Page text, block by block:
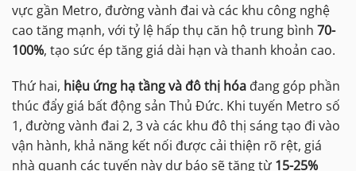
vực gần Metro, đường vành đai và các khu công nghệ
cao tăng mạnh, với tỷ lệ hấp thụ căn hộ trung bình 70-
100%, tạo sức ép tăng giá dài hạn và thanh khoản cao.
Thứ hai, hiệu ứng hạ tầng và đô thị hóa đang góp phần
thúc đẩy giá bất động sản Thủ Đức. Khi tuyến Metro số
1, đường vành đai 2, 3 và các khu đô thị sáng tạo đi vào
vận hành, khả năng kết nối được cải thiện rõ rệt, giá
nhà quanh các tuyến này dự báo sẽ tăng từ 15-25%